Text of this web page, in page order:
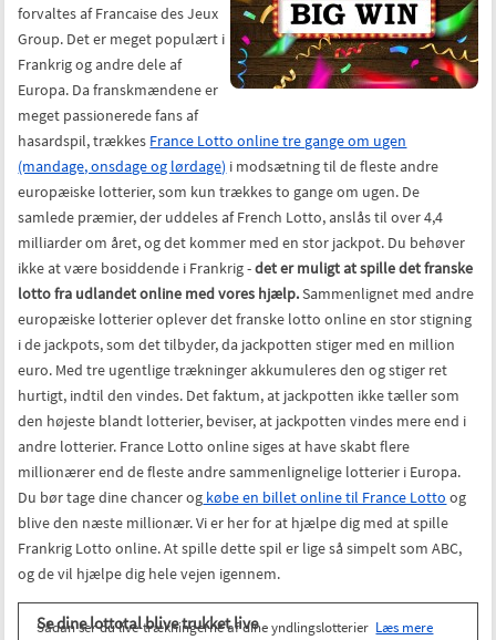
forvaltes af Francaise des Jeux
Group. Det er meget populært i
Frankrig og andre dele af
Europa. Da franskmændene er
meget passionerede fans af
hasardspil, trækkes France Lotto online tre gange om ugen
(mandage, onsdage og lørdage) i modsætning til de fleste andre
europæiske lotterier, som kun trækkes to gange om ugen. De
samlede præmier, der uddeles af French Lotto, anslås til over 4,4
milliarder om året, og det kommer med en stor jackpot. Du behøver
ikke at være bosiddende i Frankrig -det er muligt at spille det franske
lotto fra udlandet online med vores hjælp.Sammenlignet med andre
europæiske lotterier oplever det franske lotto online en stor stigning
i de jackpots, som det tilbyder, da jackpotten stiger med en million
euro. Med tre ugentlige trækninger akkumuleres den og stiger ret
hurtigt, indtil den vindes. Det faktum, at jackpotten ikke tæller som
den højeste blandt lotterier, beviser, at jackpotten vindes mere end i
andre lotterier. France Lotto online siges at have skabt flere
millionærer end de fleste andre sammenlignelige lotterier i Europa.
Du bør tage dine chancer og købe en billet online til France Lotto og
blive den næste millionær. Vi er her for at hjælpe dig med at spille
Frankrig Lotto online. At spille dette spil er lige så simpelt som ABC,
og de vil hjælpe dig hele vejen igennem.
Se dine lottotal blive trukket live
Sådan ser du live-trækningerne af dine yndlingslotterier